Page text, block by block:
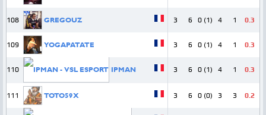
108 GREGOUZ 3 6 0 (1) 4 1 0.3
109 YOGAPATATE 3 6 0 (1) 4 1 0.3
110 IPMAN 3 6 0 (1) 4 1 0.3
111 TOTO59X 3 6 0 (0) 3 3 0.2